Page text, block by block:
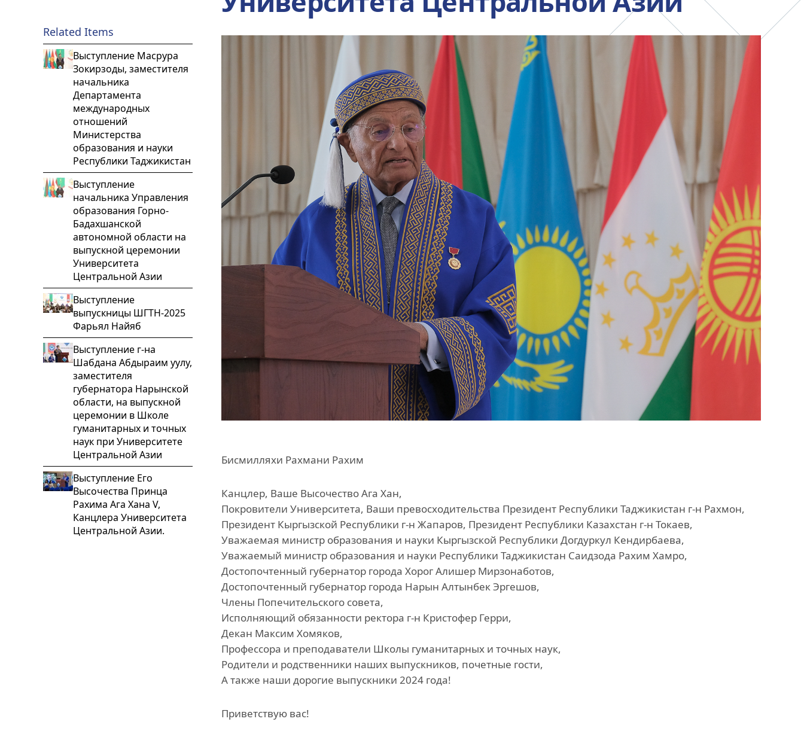
Инициатива гражданского
Проект Ага Хана
«Человековедение»
Программа для
приглашенных ученых,
студентов и стажеров
Преподаватели и
сотрудники
Офис исследований и
стратегических инициатив
Related Items
Выступление Масрура
Зокирзоды, заместителя
начальника
Департамента
международных
отношений
Министерства
образования и науки
Республики Таджикистан
Выступление
начальника Управления
образования Горно-
Бадахшанской
автономной области на
выпускной церемонии
Университета
Центральной Азии
Выступление
выпускницы ШГТН-2025
Фарьял Найяб
Выступление г-на
Шабдана Абдыраим уулу,
заместителя
губернатора Нарынской
области, на выпускной
церемонии в Школе
гуманитарных и точных
наук при Университете
Центральной Азии
Выступление Его
Высочества Принца
Рахима Ага Хана V,
Канцлера Университета
Центральной Азии.
Бисмилляхи Рахмани Рахим
Канцлер, Ваше Высочество Ага Хан,
Покровители Университета, Ваши превосходительства Президент Республики Таджикистан г-н Рахмон,
Президент Кыргызской Республики г-н Жапаров, Президент Республики Казахстан г-н Токаев,
Уважаемая министр образования и науки Кыргызской Республики Догдуркул Кендирбаева,
Уважаемый министр образования и науки Республики Таджикистан Саидзода Рахим Хамро,
Достопочтенный губернатор города Хорог Алишер Мирзонаботов,
Достопочтенный губернатор города Нарын Алтынбек Эргешов,
Члены Попечительского совета,
Исполняющий обязанности ректора г-н Кристофер Герри,
Декан Максим Хомяков,
Профессора и преподаватели Школы гуманитарных и точных наук,
Родители и родственники наших выпускников, почетные гости,
А также наши дорогие выпускники 2024 года!
Приветствую вас!